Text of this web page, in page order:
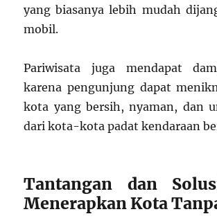
yang biasanya lebih mudah
mobil.
Pariwisata juga mendapat
karena pengunjung dapat
kota yang bersih, nyaman, dan
dari kota-kota padat kendaraan
Tantangan dan
Menerapkan Kota